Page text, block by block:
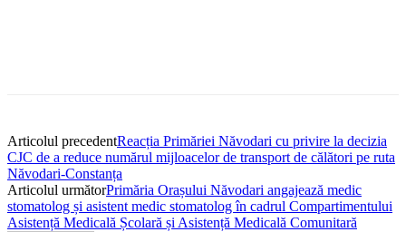
Articolul precedentReacția Primăriei Năvodari cu privire la decizia
CJC de a reduce numărul mijloacelor de transport de călători pe ruta
Năvodari-Constanța
Articolul următorPrimăria Orașului Năvodari angajează medic
stomatolog și asistent medic stomatolog în cadrul Compartimentului
Asistență Medicală Școlară și Asistență Medicală Comunitară